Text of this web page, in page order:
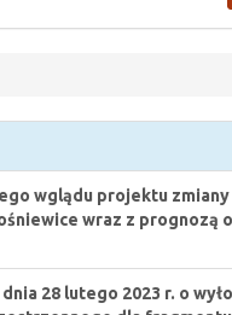
wglądu projektu
wraz z prognozą
28 lutego 2023 r. o